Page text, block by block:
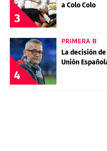
3
a Colo Colo
4
PRIMERA B
La decisión
Unión